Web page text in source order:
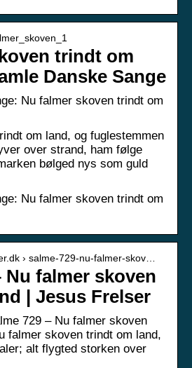
trindt om
Danske Sange
Nu falmer skoven trindt om
om land, og fuglestemmen
over strand, ham følge
bølged nys som guld
Nu falmer skoven trindt om
› salme-729-nu-falmer-skov…
Nu falmer skoven
| Jesus Frelser
729 – Nu falmer skoven
falmer skoven trindt om land,
alt flygted storken over